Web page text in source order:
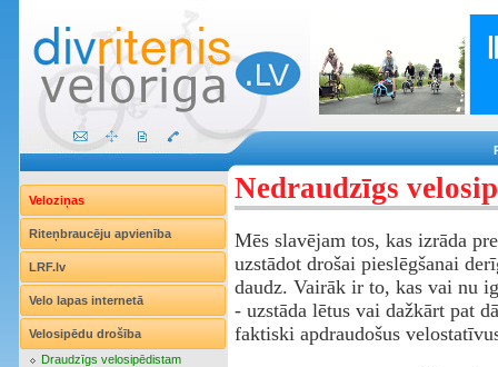
Veloziņas
Riteņbraucēju apvienība
LRF.lv
Velo lapas internetā
Velosipēdu drošība
Draudzīgs velosipēdistam
Nedraudzīgs
Mēs slavējam tos, kas izrāda
uzstādot drošai pieslēgšanai
daudz. Vairāk ir to, kas vai nu
- uzstāda lētus vai dažkārt pat
faktiski apdraudošus